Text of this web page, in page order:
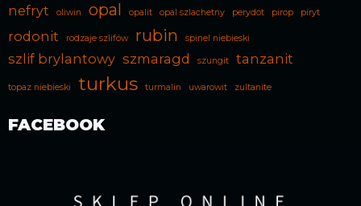
nefryt
oliwin opal opalit opal szlachetny perydot pirop piryt
rodonit rodzaje szlifów rubin spinel niebieski
szlif brylantowy szmaragd szungit tanzanit
topaz niebieski turkus turmalin uwarowit zultanite
FACEBOOK